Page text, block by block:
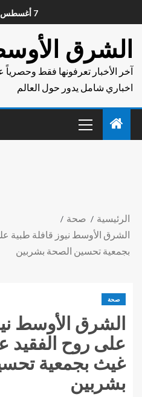
7 أغسطس، 2026
الشرق
آخر الأخبار تعرفونها فقط
اخباري شامل يدور حول العالم
الرئيسية
صحة
الشرق الأوسط نيوز قافلة طبية
بجمعية تحسين الصحة بشربين
صحة
الشرق الأوسط
على روح الفقيد
غيث بجمعية
بشربين